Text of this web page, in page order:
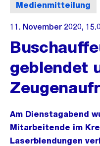
Medienmitteilung
11. November 2020,
geblendet
Am Dienstagabend
Mitarbeitende im
Laserblendungen